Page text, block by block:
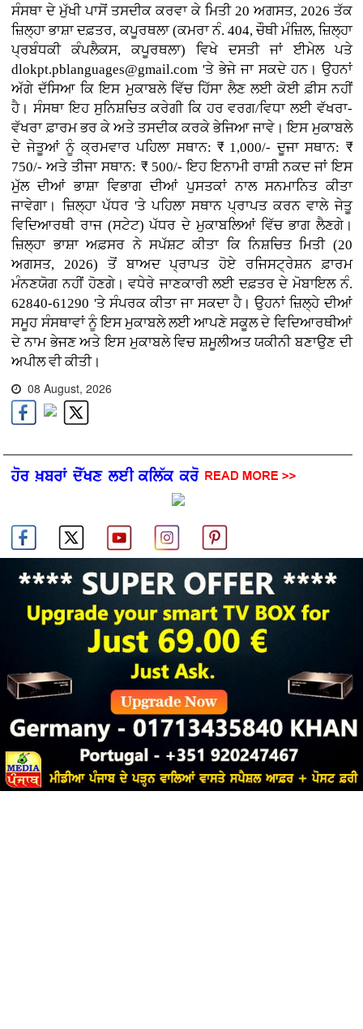
ਸੰਸਥਾ ਦੇ ਮੁੱਖੀ ਪਾਸੋਂ ਤਸਦੀਕ ਕਰਵਾ ਕੇ ਮਿਤੀ 20 ਅਗਸਤ, 2026 ਤੱਕ
ਜ਼ਿਲ੍ਹਾ ਭਾਸ਼ਾ ਦਫ਼ਤਰ, ਕਪੂਰਥਲਾ (ਕਮਰਾ ਨੰ. 404, ਚੌਥੀ ਮੰਜ਼ਿਲ, ਜ਼ਿਲ੍ਹਾ
ਪ੍ਰਬੰਧਕੀ ਕੰਪਲੈਕਸ, ਕਪੂਰਥਲਾ) ਵਿਖੇ ਦਸਤੀ ਜਾਂ ਈਮੇਲ ਪਤੇ
dlokpt.pblanguages@gmail.com 'ਤੇ ਭੇਜੇ ਜਾ ਸਕਦੇ ਹਨ। ਉਹਨਾਂ
ਅੱਗੇ ਦੱਸਿਆ ਕਿ ਇਸ ਮੁਕਾਬਲੇ ਵਿੱਚ ਹਿੱਸਾ ਲੈਣ ਲਈ ਕੋਈ ਫ਼ੀਸ ਨਹੀਂ
ਹੈ। ਸੰਸਥਾ ਇਹ ਸੁਨਿਸ਼ਚਿਤ ਕਰੇਗੀ ਕਿ ਹਰ ਵਰਗ/ਵਿਧਾ ਲਈ ਵੱਖਰਾ-
ਵੱਖਰਾ ਫ਼ਾਰਮ ਭਰ ਕੇ ਅਤੇ ਤਸਦੀਕ ਕਰਕੇ ਭੇਜਿਆ ਜਾਵੇ। ਇਸ ਮੁਕਾਬਲੇ
ਦੇ ਜੇਤੂਆਂ ਨੂੰ ਕ੍ਰਮਵਾਰ ਪਹਿਲਾ ਸਥਾਨ: ₹ 1,000/- ਦੂਜਾ ਸਥਾਨ: ₹
750/- ਅਤੇ ਤੀਜਾ ਸਥਾਨ: ₹ 500/- ਇਹ ਇਨਾਮੀ ਰਾਸ਼ੀ ਨਕਦ ਜਾਂ ਇਸ
ਮੁੱਲ ਦੀਆਂ ਭਾਸ਼ਾ ਵਿਭਾਗ ਦੀਆਂ ਪੁਸਤਕਾਂ ਨਾਲ ਸਨਮਾਨਿਤ ਕੀਤਾ
ਜਾਵੇਗਾ। ਜ਼ਿਲ੍ਹਾ ਪੱਧਰ 'ਤੇ ਪਹਿਲਾ ਸਥਾਨ ਪ੍ਰਾਪਤ ਕਰਨ ਵਾਲੇ ਜੇਤੂ
ਵਿਦਿਆਰਥੀ ਰਾਜ (ਸਟੇਟ) ਪੱਧਰ ਦੇ ਮੁਕਾਬਲਿਆਂ ਵਿੱਚ ਭਾਗ ਲੈਣਗੇ।
ਜ਼ਿਲ੍ਹਾ ਭਾਸ਼ਾ ਅਫ਼ਸਰ ਨੇ ਸਪੱਸ਼ਟ ਕੀਤਾ ਕਿ ਨਿਸ਼ਚਿਤ ਮਿਤੀ (20
ਅਗਸਤ, 2026) ਤੋਂ ਬਾਅਦ ਪ੍ਰਾਪਤ ਹੋਏ ਰਜਿਸਟ੍ਰੇਸ਼ਨ ਫ਼ਾਰਮ
ਮੰਨਣਯੋਗ ਨਹੀਂ ਹੋਣਗੇ। ਵਧੇਰੇ ਜਾਣਕਾਰੀ ਲਈ ਦਫ਼ਤਰ ਦੇ ਮੋਬਾਇਲ ਨੰ.
62840-61290 'ਤੇ ਸੰਪਰਕ ਕੀਤਾ ਜਾ ਸਕਦਾ ਹੈ। ਉਹਨਾਂ ਜ਼ਿਲ੍ਹੇ ਦੀਆਂ
ਸਮੂਹ ਸੰਸਥਾਵਾਂ ਨੂੰ ਇਸ ਮੁਕਾਬਲੇ ਲਈ ਆਪਣੇ ਸਕੂਲ ਦੇ ਵਿਦਿਆਰਥੀਆਂ
ਦੇ ਨਾਮ ਭੇਜਣ ਅਤੇ ਇਸ ਮੁਕਾਬਲੇ ਵਿਚ ਸ਼ਮੂਲੀਅਤ ਯਕੀਨੀ ਬਣਾਉਣ ਦੀ
ਅਪੀਲ ਵੀ ਕੀਤੀ।
08 August, 2026